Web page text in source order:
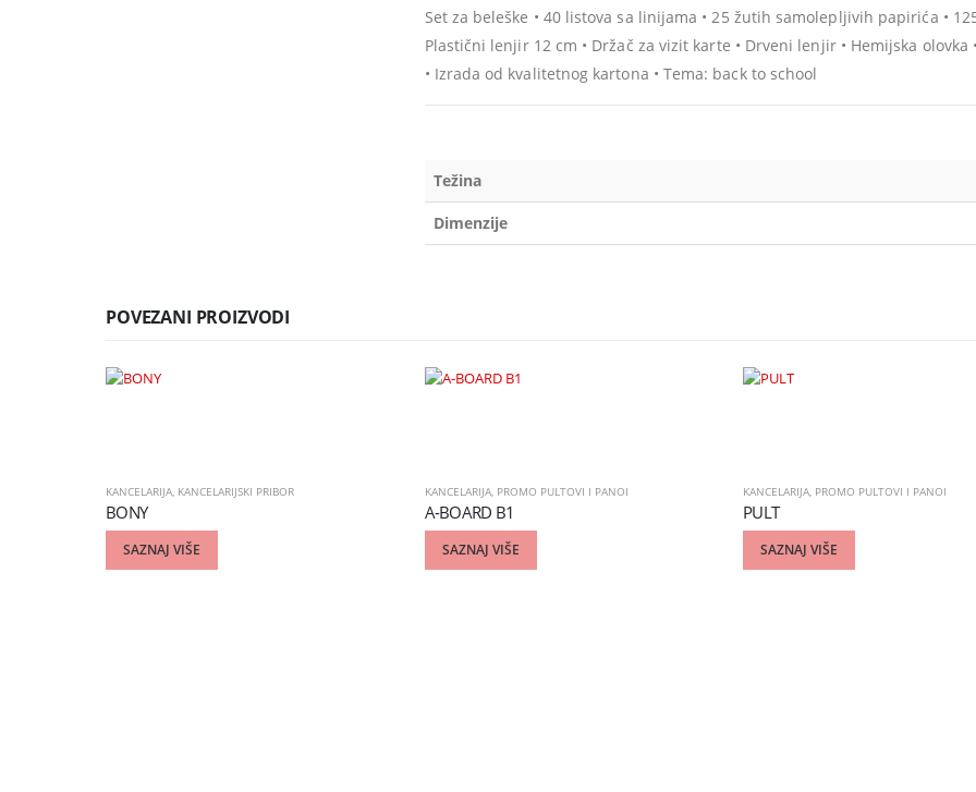
Set za beleške • 40 listova sa linijama • 25 žutih samolepljivih papirića •
Plastični lenjir 12 cm • Držač za vizit karte • Drveni lenjir • Hemijska
• Izrada od kvalitetnog kartona • Tema: back to school
Težina
Dimenzije
POVEZANI PROIZVODI
KANCELARIJA KANCELARIJSKI PRIBOR
BONY
SAZNAJ VIŠE
KANCELARIJA, PROMO PULTOVI I PANOI
A-BOARD B1
SAZNAJ VIŠE
KANCELARIJA PROMO PULTOVI I PANOI
PULT
SAZNAJ VIŠE